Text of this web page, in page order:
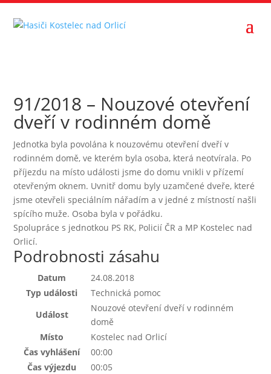
91/2018 – Nouzové otevření
dveří v rodinném domě
Jednotka byla povolána k nouzovému otevření dveří v
rodinném domě, ve kterém byla osoba, která neotvírala. Po
příjezdu na místo události jsme do domu vnikli v přízemí
otevřeným oknem. Uvnitř domu byly uzamčené dveře, které
jsme otevřeli speciálním nářadím a v jedné z místností našli
spícího muže. Osoba byla v pořádku.
Spolupráce s jednotkou PS RK, Policií ČR a MP Kostelec nad
Orlicí.
Podrobnosti zásahu
Datum
24.08.2018
Typ události
Technická pomoc
Událost
Nouzové otevření dveří v rodinném
domě
Místo
Kostelec nad Orlicí
Čas vyhlášení
00:00
Čas výjezdu
00:05